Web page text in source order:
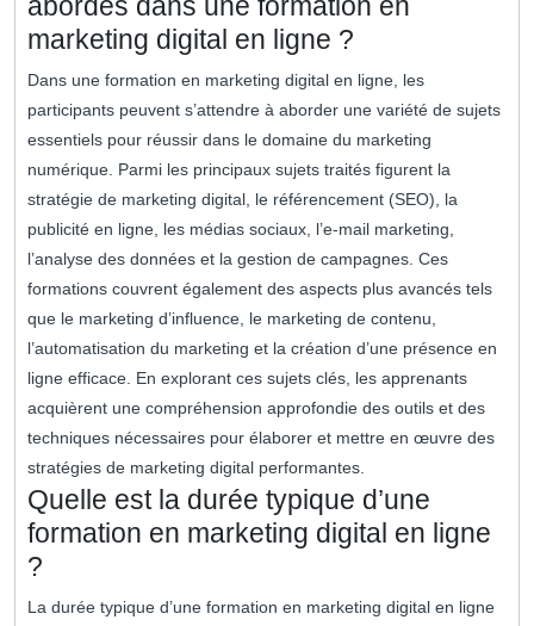
marketing digital en ligne ?
Dans une formation en marketing digital en ligne, les
participants peuvent s’attendre à aborder une variété de sujets
essentiels pour réussir dans le domaine du marketing
numérique. Parmi les principaux sujets traités figurent la
stratégie de marketing digital, le référencement (SEO), la
publicité en ligne, les médias sociaux, l’e-mail marketing,
l’analyse des données et la gestion de campagnes. Ces
formations couvrent également des aspects plus avancés tels
que le marketing d’influence, le marketing de contenu,
l’automatisation du marketing et la création d’une présence en
ligne efficace. En explorant ces sujets clés, les apprenants
acquièrent une compréhension approfondie des outils et des
techniques nécessaires pour élaborer et mettre en œuvre des
stratégies de marketing digital performantes.
Quelle est la durée typique d’une
formation en marketing digital en ligne
?
La durée typique d’une formation en marketing digital en ligne